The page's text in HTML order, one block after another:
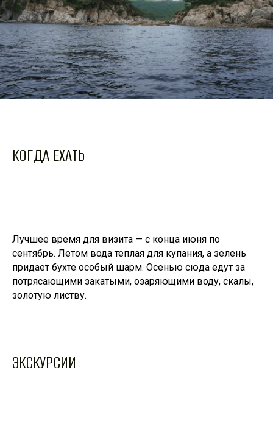
КОГДА ЕХАТЬ
Лучшее время для визита — с конца июня по
сентябрь. Летом вода теплая для купания, а зелень
придает бухте особый шарм. Осенью сюда едут за
потрясающими закатыми, озаряющими воду, скалы,
золотую листву.
ЭКСКУРСИИ